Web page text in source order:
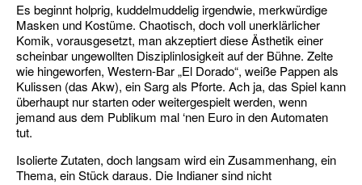
Es beginnt holprig, kuddelmuddelig irgendwie, merkwürdige
Masken und Kostüme. Chaotisch, doch voll unerklärlicher
Komik, vorausgesetzt, man akzeptiert diese Ästhetik einer
scheinbar ungewollten Disziplinlosigkeit auf der Bühne. Zelte
wie hingeworfen, Western-Bar „El Dorado“, weiße Pappen als
Kulissen (das Akw), ein Sarg als Pforte. Ach ja, das Spiel kann
überhaupt nur starten oder weitergespielt werden, wenn
jemand aus dem Publikum mal ‘nen Euro in den Automaten
tut.
Isolierte Zutaten, doch langsam wird ein Zusammenhang, ein
Thema, ein Stück daraus. Die Indianer sind nicht